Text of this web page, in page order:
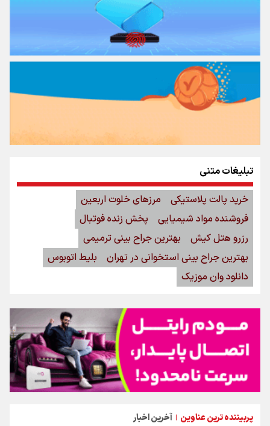
پربیننده ترین عناوین | آخرین اخبار
تبلیغات متنی
خرید پالت پلاستیکی
مرزهای خلوت اربعین
فروشنده مواد شیمیایی
پخش زنده فوتبال
رزرو هتل کیش
بهترین جراح بینی ترمیمی
بهترین جراح بینی استخوانی در تهران
بلیط اتوبوس
دانلود وان موزیک